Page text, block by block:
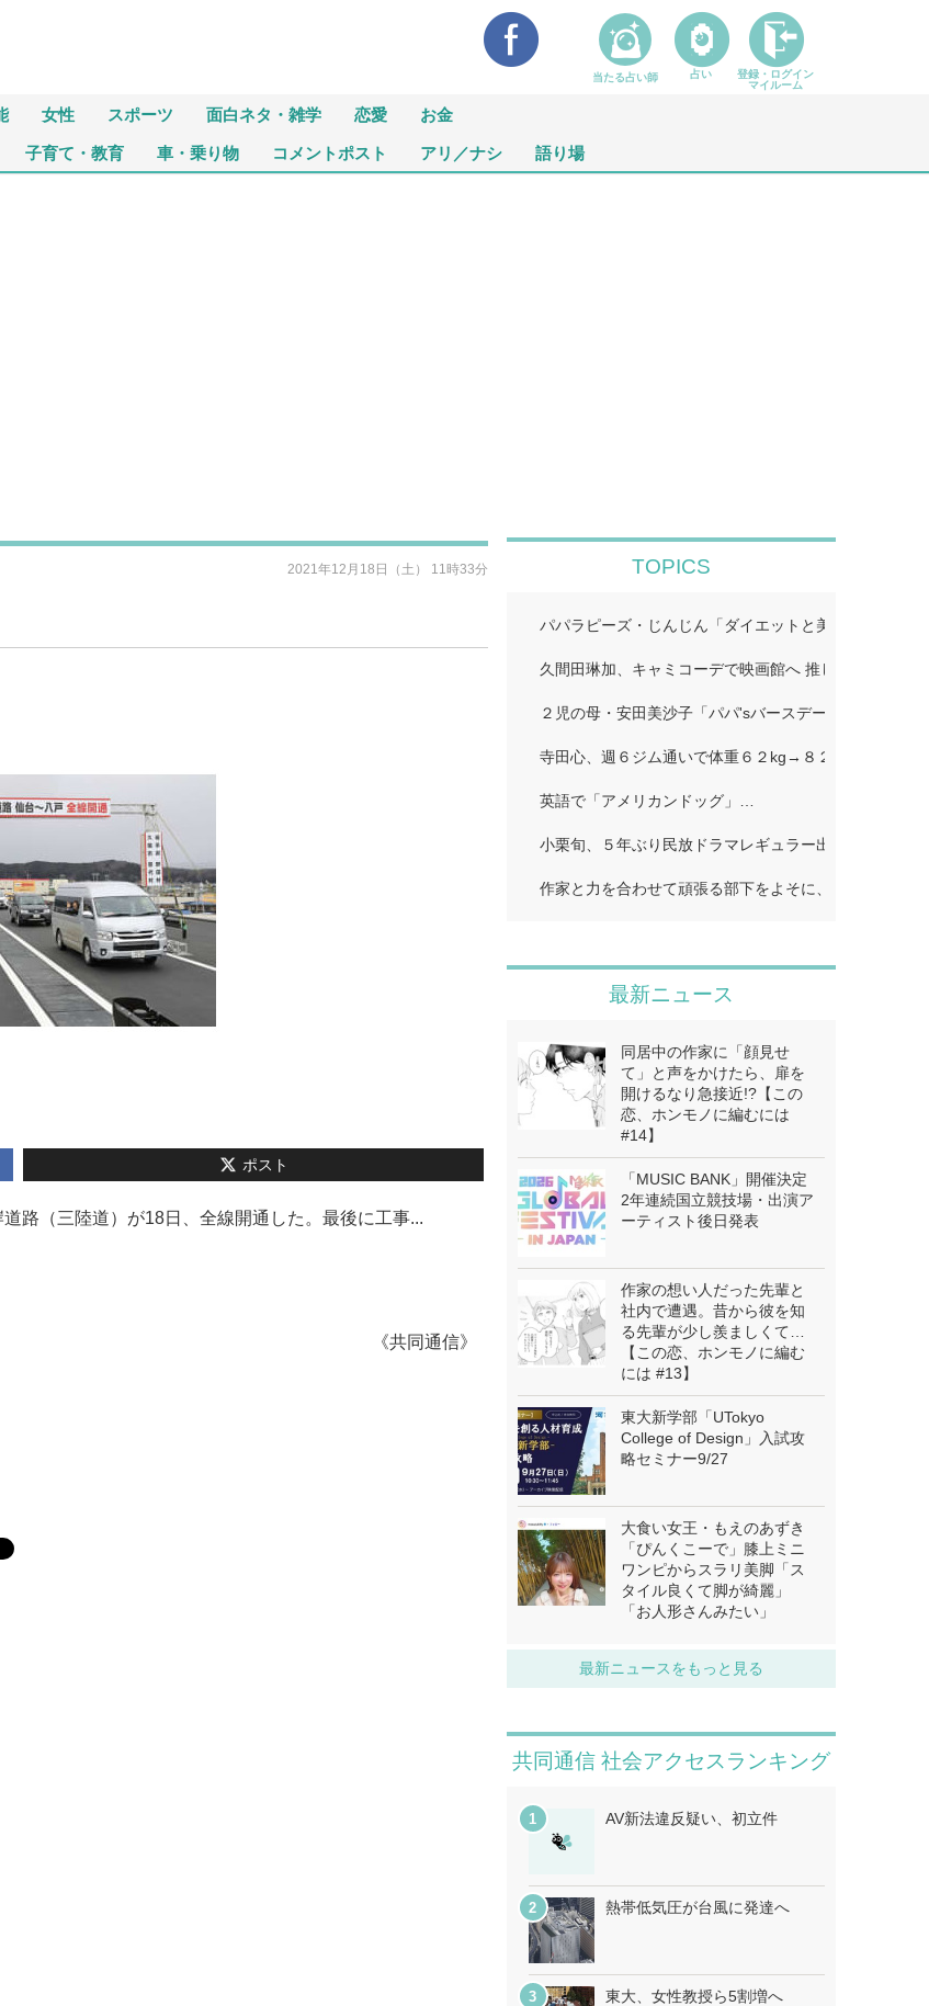
女性 スポーツ 面白ネタ・雑学 恋愛 お金
子育て・教育 車・乗り物 コメントポスト アリ／ナシ 語り場
2021年12月18日（土） 11時33分
ポスト
路（三陸道）が18日、全線開通した。最後に工事...
《共同通信》
TOPICS
パパラピーズ・じんじん「ダイエットと美肌に超良い
久間田琳加、キャミコーデで映画館へ 推し活ショット
２児の母・安田美沙子「パパ'sバースデー」…
寺田心、週６ジム通いで体重６２kg→８２kgに １１０
英語で「アメリカンドッグ」…
小栗旬、５年ぶり民放ドラマレギュラー出演…
作家と力を合わせて頑張る部下をよそに、上司は陰で
最新ニュース
同居中の作家に「顔見せ
て」と声をかけたら、扉を
開けるなり急接近!?【この
恋、ホンモノに編むには
#14】
「MUSIC BANK」開催決定
2年連続国立競技場・出演ア
ーティスト後日発表
作家の想い人だった先輩と
社内で遭遇。昔から彼を知
る先輩が少し羨ましくて…
【この恋、ホンモノに編む
には #13】
東大新学部「UTokyo
College of Design」入試攻
略セミナー9/27
大食い女王・もえのあずき
「ぴんくこーで」膝上ミニ
ワンピからスラリ美脚「ス
タイル良くて脚が綺麗」
「お人形さんみたい」
最新ニュースをもっと見る
共同通信 社会アクセスランキング
AV新法違反疑い、初立件
熱帯低気圧が台風に発達へ
東大、女性教授ら5割増へ
当たる占い師 占い
登録・ログイン
マイルーム